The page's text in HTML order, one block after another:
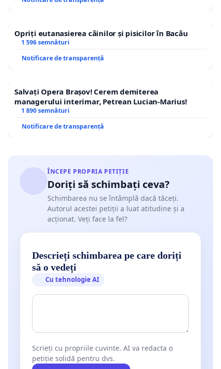
Opriți eutanasierea câinilor și pisicilor în Bacău
1 596 semnături
Notificare de transparență
Salvați Opera Brașov! Cerem demiterea
managerului interimar, Petrean Lucian-Marius!
1 890 semnături
Notificare de transparență
ÎNCEPE PROPRIA PETIȚIE
Doriți să schimbați ceva?
Schimbarea nu se întâmplă dacă tăceți.
Autorul acestei petiții a luat atitudine și a
acționat. Veți face la fel?
Descrieți schimbarea pe care doriți
să o vedeți
Cu tehnologie AI
Scrieți cu propriile cuvinte. AI va redacta o
petiție solidă pentru dvs.